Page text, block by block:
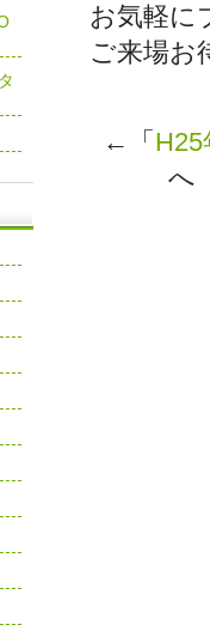
お気軽に
ご来場お
←「
へ